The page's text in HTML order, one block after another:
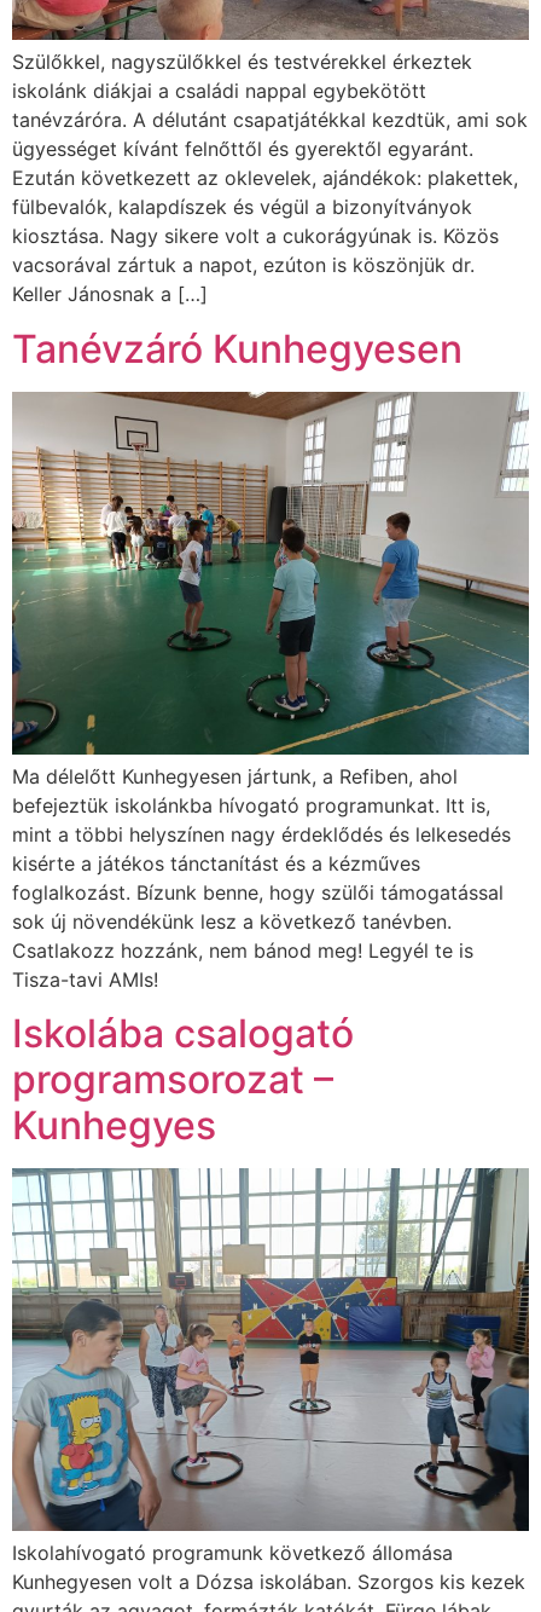
Szülőkkel, nagyszülőkkel és testvérekkel érkeztek
iskolánk diákjai a családi nappal egybekötött
tanévzáróra. A délutánt csapatjátékkal kezdtük, ami sok
ügyességet kívánt felnőttől és gyerektől egyaránt.
Ezután következett az oklevelek, ajándékok: plakettek,
fülbevalók, kalapdíszek és végül a bizonyítványok
kiosztása. Nagy sikere volt a cukorágyúnak is. Közös
vacsorával zártuk a napot, ezúton is köszönjük dr.
Keller Jánosnak a […]
Tanévzáró Kunhegyesen
Ma délelőtt Kunhegyesen jártunk, a Refiben, ahol
befejeztük iskolánkba hívogató programunkat. Itt is,
mint a többi helyszínen nagy érdeklődés és lelkesedés
kisérte a játékos tánctanítást és a kézműves
foglalkozást. Bízunk benne, hogy szülői támogatással
sok új növendékünk lesz a következő tanévben.
Csatlakozz hozzánk, nem bánod meg! Legyél te is
Tisza-tavi AMIs!
Iskolába csalogató
programsorozat –
Kunhegyes
Iskolahívogató programunk következő állomása
Kunhegyesen volt a Dózsa iskolában. Szorgos kis kezek